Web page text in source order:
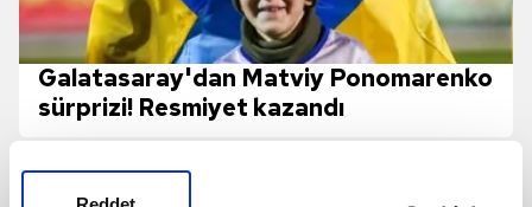
Galatasaray'dan Matviy Ponomarenko
sürprizi! Resmiyet kazandı